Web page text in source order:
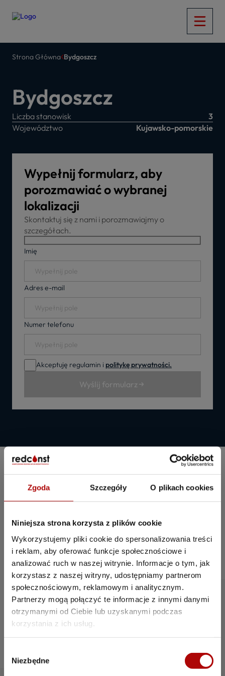
Zgoda Szczegóły O plikach cookies
Niniejsza strona korzysta z plików cookie
Wykorzystujemy pliki cookie do spersonalizowania treści
i reklam, aby oferować funkcje społecznościowe i
analizować ruch w naszej witrynie. Informacje o tym, jak
korzystasz z naszej witryny, udostępniamy partnerom
społecznościowym, reklamowym i analitycznym.
Partnerzy mogą połączyć te informacje z innymi danymi
otrzymanymi od Ciebie lub uzyskanymi podczas
korzystania z ich usług.
Niezbędne
Strona Główna Bydgoszcz
Bydgoszcz
Liczba stanowisk
3
Województwo
Kujawsko-pomorskie
Wypełnij formularz, aby
porozmawiać o wybranej
lokalizacji
Skontaktuj się z nami i porozmawiajmy o
szczegółach.
Imię
Adres e-mail
Numer telefonu
Akceptuję regulamin i politykę prywatności.
Wyślij formularz
RedConst – nowoczesna myjnia
bezdotykowa w Bydgoszczy. Lokalizacja w
jednym z największych miast regionu
zapewnia doskonały dostęp, duży ruch i
codzienny napływ klientów. Idealne